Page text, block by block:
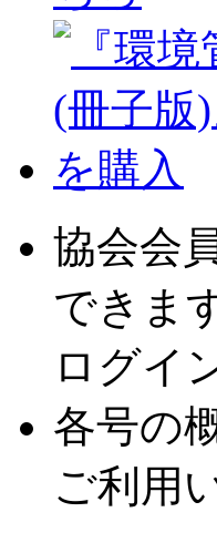
協会会
できま
ログイ
各号の
ご利用